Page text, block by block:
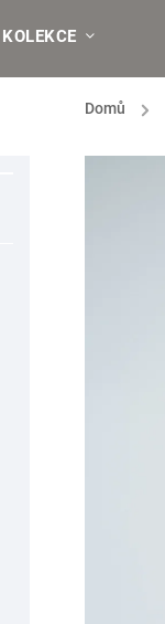
KOLEKCE
Domů /